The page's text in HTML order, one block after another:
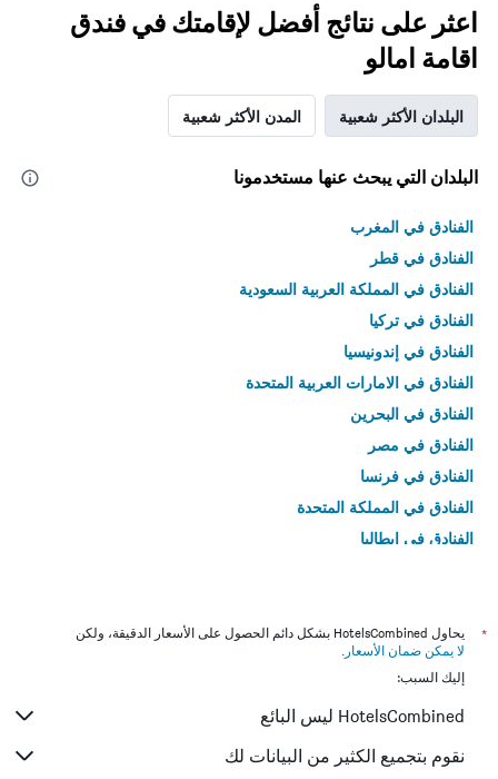
اعثر على نتائج أفضل لإقامتك في فندق
اقامة امالو
البلدان الأكثر شعبية المدن الأكثر شعبية
البلدان التي يبحث عنها مستخدمونا
الفنادق في المغرب
الفنادق في قطر
الفنادق في المملكة العربية السعودية
الفنادق في تركيا
الفنادق في إندونيسيا
الفنادق في الامارات العربية المتحدة
الفنادق في البحرين
الفنادق في مصر
الفنادق في فرنسا
الفنادق في المملكة المتحدة
الفنادق في إيطاليا
*
يحاول HotelsCombined بشكل دائم الحصول على الأسعار الدقيقة، ولكن
لا يمكن ضمان الأسعار .
إليك السبب:
HotelsCombined ليس البائع
نقوم بتجميع الكثير من البيانات لك